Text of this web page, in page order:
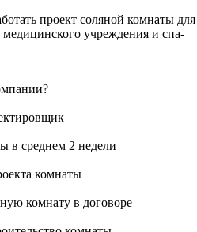
проект соляной комнаты для
учреждения и спа-
в среднем 2 недели
комнаты
комнату в договоре